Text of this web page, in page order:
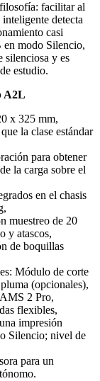
facilitar al
detecta
casi
modo Silencio,
silenciosa y es
estudio.
A2L
x 325 mm,
la clase estándar
para obtener
la carga sobre el
en el chasis
muestreo de 20
y atascos,
de boquillas
Módulo de corte
(opcionales),
2 Pro,
flexibles,
impresión
Silencio; nivel de
para un